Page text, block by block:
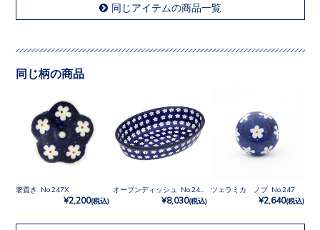
同じアイテムの商品一覧
同じ柄の商品
箸置き No.247X
¥2,200(税込) ¥8,030(税込)
ツェラミカ ノブ No.247
¥2,640(税込)